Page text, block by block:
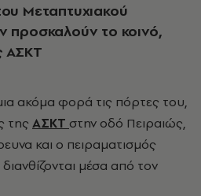
Μεταπτυχιακού
προσκαλούν το κοινό,
ΑΣΚΤ
ακόμα φορά τις πόρτες του,
της ΑΣΚΤ στην οδό Πειραιώς,
και ο πειραματισμός
μέσα από τον